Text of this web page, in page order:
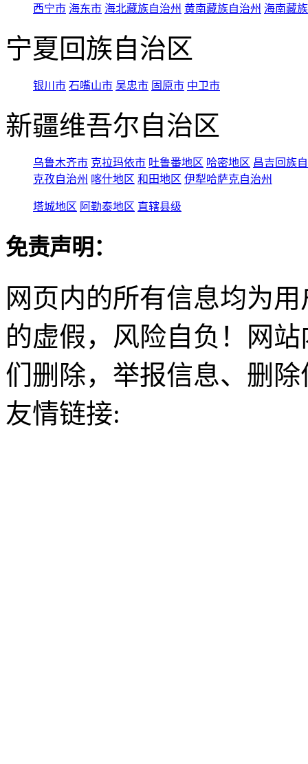
西宁市 海东市 海北藏族自治州 黄南藏族自治州 海南藏
宁夏回族自治区
银川市 石嘴山市 吴忠市 固原市 中卫市
新疆维吾尔自治区
乌鲁木齐市 克拉玛依市 吐鲁番地区 哈密地区 昌吉回族
克孜自治州 喀什地区 和田地区 伊犁哈萨克自治州
塔城地区 阿勒泰地区 直辖县级
免责声明：
网页内的所有信息均为
的虚假，风险自负！网
们删除，举报信息、删
友情链接: